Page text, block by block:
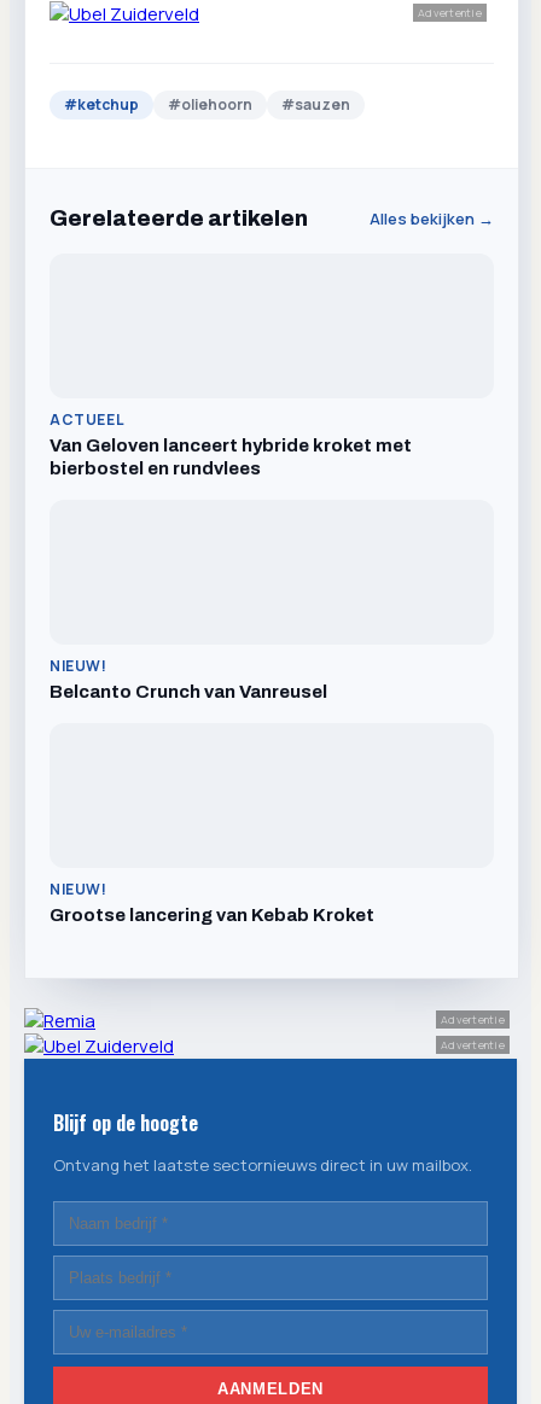
Advertentie
#ketchup #oliehoorn #sauzen
Gerelateerde artikelen Alles bekijken →
ACTUEEL
Van Geloven lanceert hybride kroket met
bierbostel en rundvlees
NIEUW!
Belcanto Crunch van Vanreusel
NIEUW!
Grootse lancering van Kebab Kroket
Advertentie
Advertentie
Blijf op de hoogte
Ontvang het laatste sectornieuws direct in uw mailbox.
AANMELDEN